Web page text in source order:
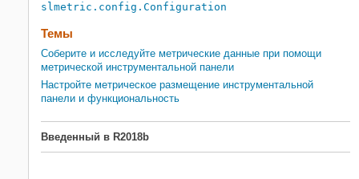
slmetric.config.Configuration
Темы
Соберите и исследуйте метрические данные при помощи
метрической инструментальной панели
Настройте метрическое размещение инструментальной
панели и функциональность
Введенный в R2018b